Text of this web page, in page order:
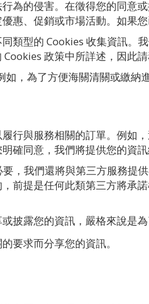
為的侵害。在徵得您的同意
惠、促銷或市場活動。如果
類型的 Cookies 收集資訊。
政策中所詳述，因此
，為了方便海關清關或繳納
行與服務相關的訂單。例如
確同意，我們將提供您的資
，我們還將與第三方服務提
前提是任何此類第三方將承
披露您的資訊，嚴格來說是
要求而分享您的資訊。